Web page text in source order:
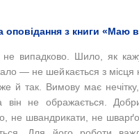
з книги «Маю
випадково. Шило, як
— не шейкається з місця
й так. Вимову має
він не ображається.
не швандрикати, не